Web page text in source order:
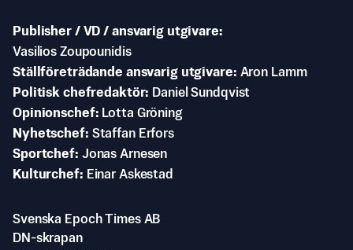
Publisher / VD / ansvarig utgivare
Vasilios Zoupounidis
Ställföreträdande ansvarig utgivare Aron Lamm
Politisk chefredaktör
Daniel Sundqvist
Opinionschef
Lotta Gröning
Nyhetschef Staffan Erfors
Sportchef Jonas Arnesen
Kulturchef
Einar Askestad
Svenska Epoch Times AB
DN-skrapan